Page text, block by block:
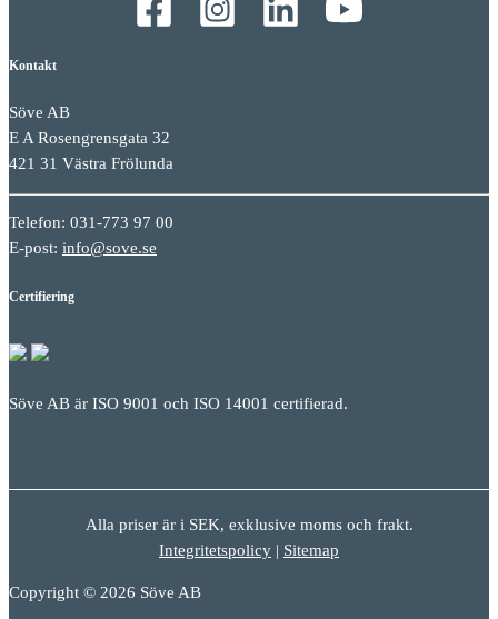
Kontakt
Söve AB
E A Rosengrensgata 32
421 31 Västra Frölunda
Telefon: 031-773 97 00
E-post: info@sove.se
Certifiering
Söve AB är ISO 9001 och ISO 14001 certifierad.
Alla priser är i SEK, exklusive moms och frakt.
Integritetspolicy | Sitemap
Copyright © 2026 Söve AB